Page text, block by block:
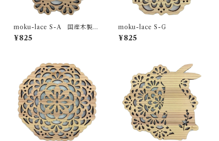
moku-lace S-A 国産木製コ
ースター
¥825
moku-lace S-G
¥825